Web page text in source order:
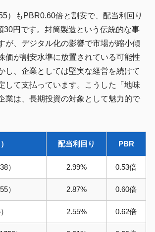
）もPBR0.60倍と割安で、配当利回り
30円です。封筒製造という伝統的な事
が、デジタル化の影響で市場が縮小傾
価が割安水準に放置されている可能性
し、企業としては堅実な経営を続けて
して支払っています。こうした「地味
業は、長期投資の対象として魅力的で
配当利回り PBR
） 2.99% 0.53倍
） 2.87% 0.60倍
2.55% 0.62倍